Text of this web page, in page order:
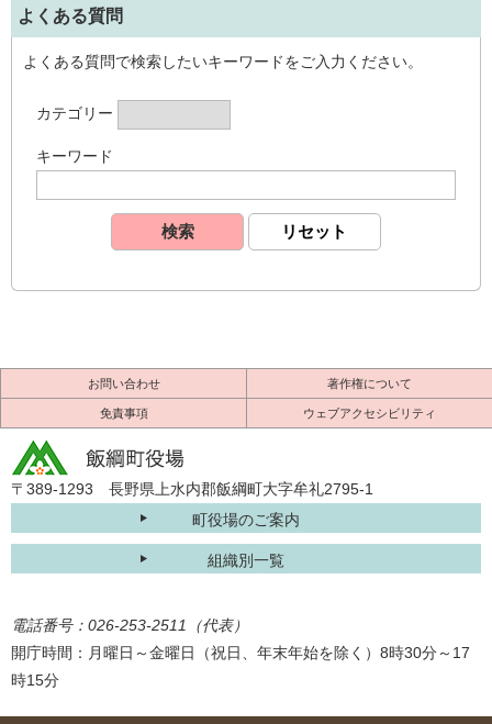
よくある質問
よくある質問で検索したいキーワードをご入力ください。
カテゴリー
キーワード
お問い合わせ 著作権について
免責事項 ウェブアクセシビリティ
〒389-1293 長野県上水内郡飯綱町大字牟礼2795-1
町役場のご案内
組織別一覧
電話番号：026-253-2511（代表）
開庁時間：月曜日～金曜日（祝日、年末年始を除く）8時30分～17
時15分